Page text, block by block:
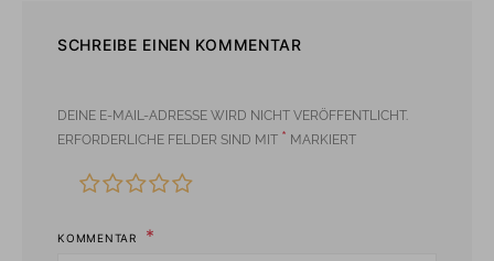
SCHREIBE EINEN KOMMENTAR
DEINE E-MAIL-ADRESSE WIRD NICHT VERÖFFENTLICHT.
ERFORDERLICHE FELDER SIND MIT * MARKIERT
KOMMENTAR